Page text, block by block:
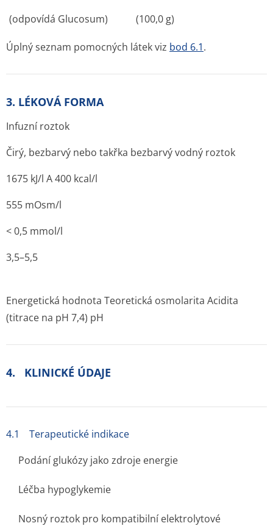
(odpovídá Glucosum)
(100,0 g)
Úplný seznam pomocných látek viz bod 6.1.
3. LÉKOVÁ FORMA
Infuzní roztok
Čirý, bezbarvý nebo takřka bezbarvý vodný roztok
1675 kJ/l A 400 kcal/l
555 mOsm/l
< 0,5 mmol/l
3,5–5,5
Energetická hodnota Teoretická osmolarita Acidita
(titrace na pH 7,4) pH
4. KLINICKÉ ÚDAJE
4.1 Terapeutické indikace
Podání glukózy jako zdroje energie
Léčba hypoglykemie
Nosný roztok pro kompatibilní elektrolytové